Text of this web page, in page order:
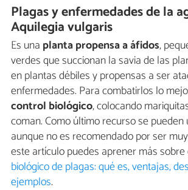
Plagas y enfermedades de la
Aquilegia vulgaris
Es una planta propensa a áfidos,
verdes que succionan la savia de las
en plantas débiles y propensas a ser
enfermedades. Para combatirlos lo
control biológico, colocando
coman. Como último recurso se pueden
aunque no es recomendado por ser
este artículo puedes aprener más sobre
biológico de plagas: qué es, ventajas,
ejemplos.